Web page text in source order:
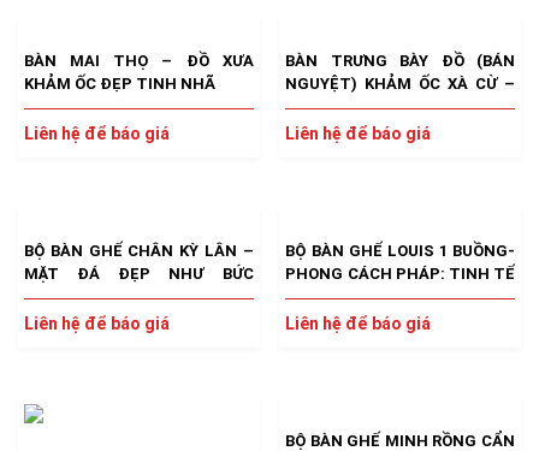
BÀN MAI THỌ – ĐỒ XƯA
KHẢM ỐC ĐẸP TINH NHÃ
Liên hệ để báo giá
BÀN TRƯNG BÀY ĐỒ (BÁN
NGUYỆT) KHẢM ỐC XÀ CỪ –
ĐỒ XƯA ĐẸP SẮC NÉT
Liên hệ để báo giá
BỘ BÀN GHẾ CHÂN KỲ LÂN –
MẶT ĐÁ ĐẸP NHƯ BỨC
TRANH SƠN THUỶ
Liên hệ để báo giá
BỘ BÀN GHẾ LOUIS 1 BUỒNG-
PHONG CÁCH PHÁP: TINH TẾ
– LỊCH LÃM & SANG TRỌNG
Liên hệ để báo giá
BỘ BÀN GHẾ MINH RỒNG CẨN